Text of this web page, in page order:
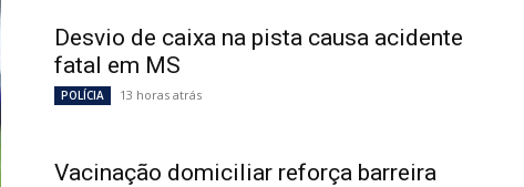
Desvio de caixa na pista causa acidente
fatal em MS
POLÍCIA 13 horas atrás
Vacinação domiciliar reforça barreira